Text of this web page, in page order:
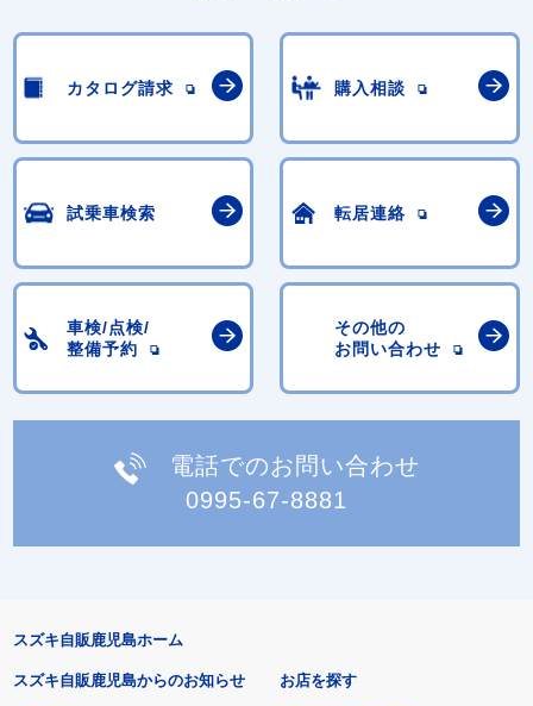
カタログ請求 購入相談
試乗車検索 転居連絡
車検/点検/
整備予約
その他の
お問い合わせ
電話でのお問い合わせ
0995-67-8881
スズキ自販鹿児島ホーム
スズキ自販鹿児島からのお知らせ お店を探す